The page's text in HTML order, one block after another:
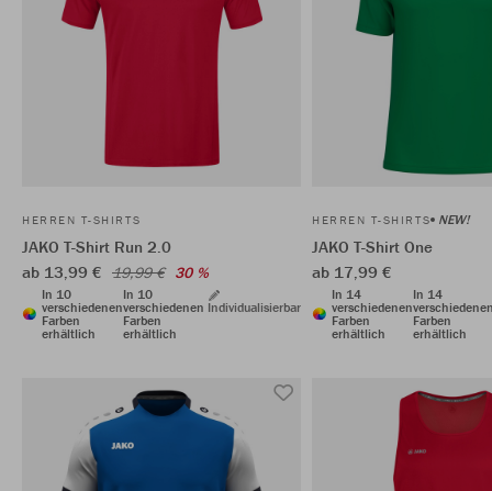
HERREN T-SHIRTS
JAKO T-Shirt Run 2.0
ab 13,99 € 19,99 € 30 %
In 10
verschiedenen
Farben
erhältlich
In 10
verschiedenen
Farben
erhältlich
Individualisierbar
HERREN T-SHIRTS NEW!
JAKO T-Shirt One
ab 17,99 €
In 14
verschiedenen
Farben
erhältlich
In 14
Farben
erhältlich